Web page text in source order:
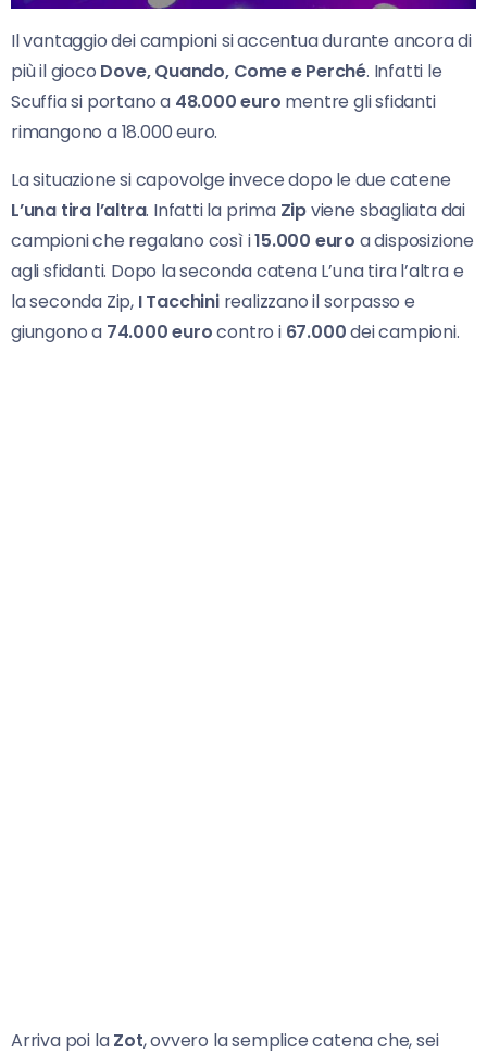
Il vantaggio dei campioni si accentua durante ancora di
più il gioco Dove, Quando, Come e Perché. Infatti le
Scuffia si portano a 48.000 euro mentre gli sfidanti
rimangono a 18.000 euro.
La situazione si capovolge invece dopo le due catene
L’una tira l’altra. Infatti la prima Zipviene sbagliata dai
campioni che regalano così i15.000 euro a disposizione
agli sfidanti. Dopo la seconda catena L’una tira l’altra e
la seconda Zip, I Tacchinirealizzano il sorpasso e
giungono a 74.000 eurocontro i 67.000dei campioni.
Arriva poi laZot, ovvero la semplice catena che, sei